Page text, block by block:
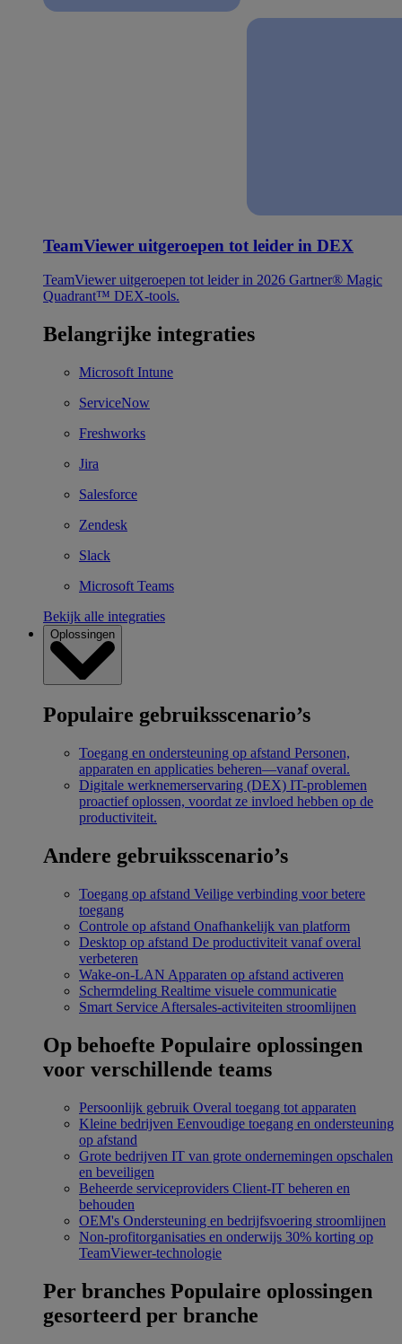
TeamViewer uitgeroepen tot leider in DEX
TeamViewer uitgeroepen tot leider in 2026 Gartner® Magic
Quadrant™ DEX-tools.
Belangrijke integraties
Microsoft Intune
ServiceNow
Freshworks
Jira
Salesforce
Zendesk
Slack
Microsoft Teams
Bekijk alle integraties
Oplossingen
Populaire gebruiksscenario’s
Toegang en ondersteuning op afstand Personen,
apparaten en applicaties beheren—vanaf overal.
Digitale werknemerservaring (DEX) IT-problemen
proactief oplossen, voordat ze invloed hebben op de
productiviteit.
Andere gebruiksscenario’s
Toegang op afstand Veilige verbinding voor betere
toegang
Controle op afstand Onafhankelijk van platform
Desktop op afstand De productiviteit vanaf overal
verbeteren
Wake-on-LAN Apparaten op afstand activeren
Schermdeling Realtime visuele communicatie
Smart Service Aftersales-activiteiten stroomlijnen
Op behoefte Populaire oplossingen
voor verschillende teams
Persoonlijk gebruik Overal toegang tot apparaten
Kleine bedrijven Eenvoudige toegang en ondersteuning
op afstand
Grote bedrijven IT van grote ondernemingen opschalen
en beveiligen
Beheerde serviceproviders Client-IT beheren en
behouden
OEM's Ondersteuning en bedrijfsvoering stroomlijnen
Non-profitorganisaties en onderwijs 30% korting op
TeamViewer-technologie
Per branches Populaire oplossingen
gesorteerd per branche